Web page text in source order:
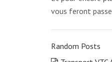
vous feront
Random Posts